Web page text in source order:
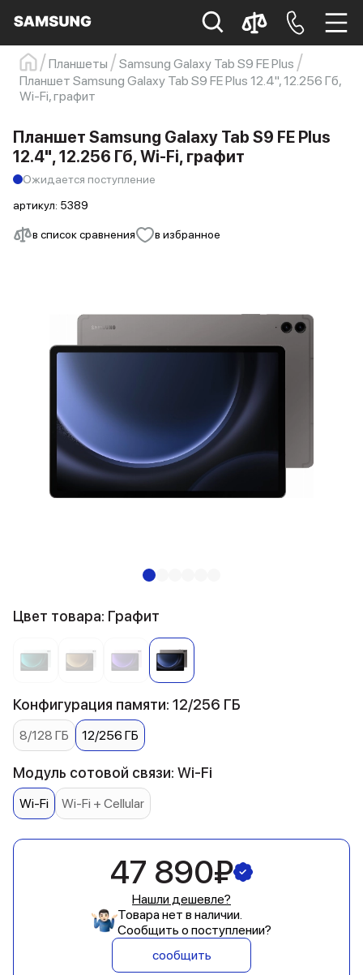
Samsung Смартфон s23
s23 ultra
Планшеты
Samsung Galaxy Tab S9 FE Plus
Планшет Samsung Galaxy Tab S9 FE Plus 12.4", 12.256 Гб,
Wi-Fi, графит
в список сравнения в избранное
Планшет Samsung Galaxy Tab S9 FE Plus
12.4", 12.256 Гб, Wi-Fi, графит
Ожидается поступление
артикул: 5389
Цвет товара: Графит
Конфигурация памяти: 12/256 ГБ
8/128 ГБ 12/256 ГБ
Модуль сотовой связи: Wi-Fi
Wi-Fi Wi-Fi + Cellular
47 890₽
Нашли дешевле?
Товара нет в наличии.
Сообщить о поступлении?
сообщить